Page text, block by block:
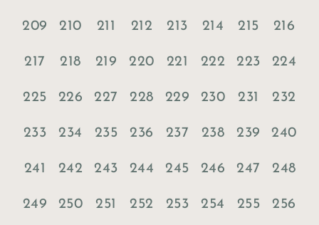
209 210 211 212 213 214 215 216
217 218 219 220 221 222 223 224
225 226 227 228 229 230 231 232
233 234 235 236 237 238 239 240
241 242 243 244 245 246 247 248
249 250 251 252 253 254 255 256